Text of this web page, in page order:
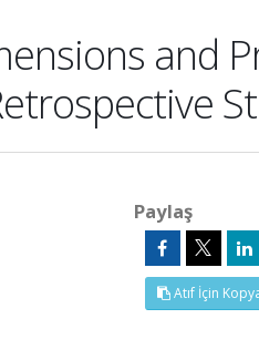
and
Paylaş
Atıf İçin